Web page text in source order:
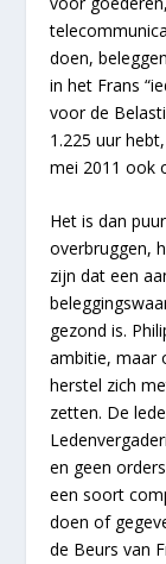
doen,
in het Frans
voor de
1.225 uur
mei 2011 ook
Het is dan
overbruggen,
zijn dat een
gezond is.
ambitie, maar
herstel zich
zetten. De
en geen
een soort
doen of
de Beurs van